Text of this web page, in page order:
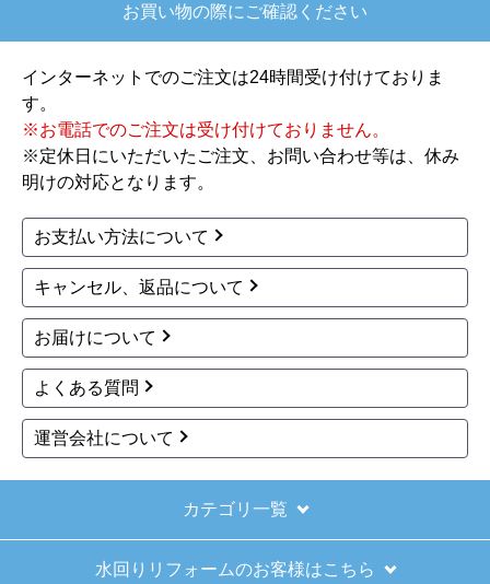
もあると思いますがあまりに早かったので少し驚
【その他感想・コメント】
ショップからの連絡もしっかりありましたし、商
できました。また機会があれば是非利用したいと
思います。
きょりけ
2025年11月9日 07:54
欲しい商品をスムーズに注文できましたか？
はい
ショップからの連絡や対応は適切でしたか？
予定の期日までに商品が届きましたか？
はい
お買い物の際にご確認ください
インターネットでのご注文は24時間受け付けておりま
す。
※お電話でのご注文は受け付けておりません。
※定休日にいただいたご注文、お問い合わせ等は、休み
明けの対応となります。
お支払い方法について
キャンセル、返品について
お届けについて
よくある質問
運営会社について
カテゴリ一覧
水回りリフォームのお客様はこちら